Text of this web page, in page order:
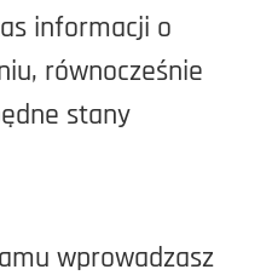
informacji o
równocześnie
stany
wprowadzasz